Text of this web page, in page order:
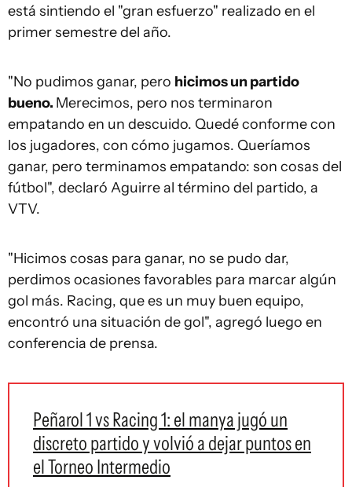
está sintiendo el "gran esfuerzo" realizado en el
primer semestre del año.
"No pudimos ganar, pero hicimos un partido
bueno. Merecimos, pero nos terminaron
empatando en un descuido. Quedé conforme con
los jugadores, con cómo jugamos. Queríamos
ganar, pero terminamos empatando: son cosas del
fútbol", declaró Aguirre al término del partido, a
VTV.
"Hicimos cosas para ganar, no se pudo dar,
perdimos ocasiones favorables para marcar algún
gol más. Racing, que es un muy buen equipo,
encontró una situación de gol", agregó luego en
conferencia de prensa.
Peñarol 1 vs Racing 1: el manya jugó un
discreto partido y volvió a dejar puntos en
el Torneo Intermedio